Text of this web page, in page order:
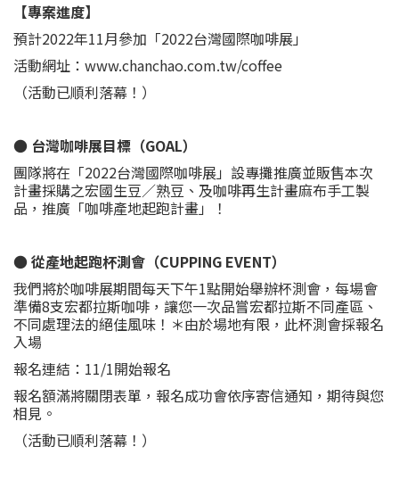
【專案進度】
預計2022年11月參加「2022台灣國際咖啡展」
活動網址：www.chanchao.com.tw/coffee
（活動已順利落幕！）
● 台灣咖啡展目標（GOAL）
團隊將在「2022台灣國際咖啡展」設專攤推廣並販售本次
計畫採購之宏國生豆／熟豆、及咖啡再生計畫麻布手工製
品，推廣「咖啡產地起跑計畫」！
● 從產地起跑杯測會（CUPPING EVENT）
我們將於咖啡展期間每天下午1點開始舉辦杯測會，每場會
準備8支宏都拉斯咖啡，讓您一次品嘗宏都拉斯不同產區、
不同處理法的絕佳風味！＊由於場地有限，此杯測會採報名
入場
報名連結：11/1開始報名
報名額滿將關閉表單，報名成功會依序寄信通知，期待與您
相見。
（活動已順利落幕！）